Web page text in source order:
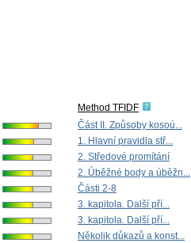
Method TFIDF
Část II. Způsoby kosoú...
1. Hlavní pravidla stř...
2. Středové promítání
2. Úběžné body a úběžn...
Části 2-8
3. kapitola. Další pří...
3. kapitola. Další pří...
Několik důkazů a konst...